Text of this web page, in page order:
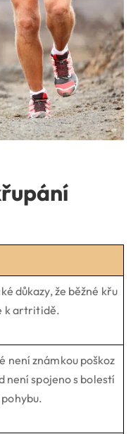
důkazy, že běžné křu
k artritidě.
není známkou poškoz
není spojeno s bolestí